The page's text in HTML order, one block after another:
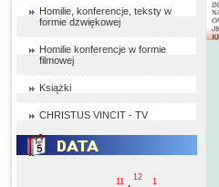
Homilie, konferencje, teksty w
formie dzwiękowej
Homilie konferencje w formie
filmowej
Książki
CHRISTUS VINCIT - TV
1
11
12